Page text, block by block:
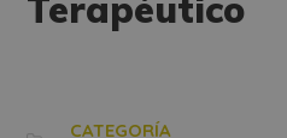
Terapéutico
CATEGORÍA